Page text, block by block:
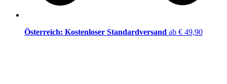
Österreich: Kostenloser Standardversand ab € 49,90